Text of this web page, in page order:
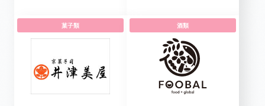
菓子類 酒類